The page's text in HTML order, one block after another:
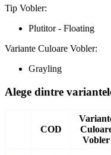
Tip Vobler:
Plutitor - Floating
Variante Culoare Vobler:
Grayling
Alege dintre
COD
Vobler